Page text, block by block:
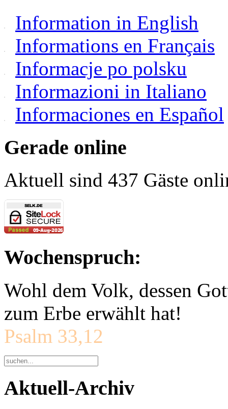
Information in English
Informations en Français
Informacje po polsku
Informazioni in Italiano
Informaciones en Español
Gerade online
Aktuell sind 437 Gäste
Wochenspruch:
Wohl dem Volk, dessen
zum Erbe erwählt hat!
Psalm 33,12
Aktuell-Archiv